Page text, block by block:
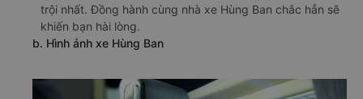
trội nhất. Đồng hành cùng nhà xe Hùng Ban chắc hẳn sẽ
khiến bạn hài lòng.
b. Hình ảnh xe Hùng Ban